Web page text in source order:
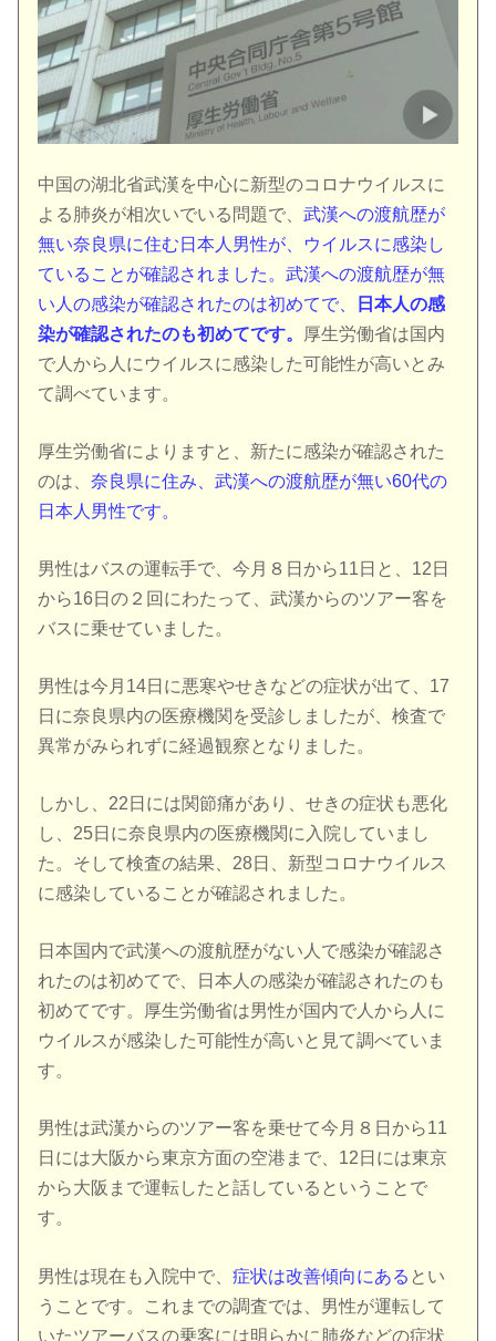
中国の湖北省武漢を中心に新型のコロナウイルスに
よる肺炎が相次いでいる問題で、武漢への渡航歴が
無い奈良県に住む日本人男性が、ウイルスに感染し
ていることが確認されました。武漢への渡航歴が無
い人の感染が確認されたのは初めてで、
日本人の感
染が確認されたのも初めてです。
厚生労働省は国内
で人から人にウイルスに感染した可能性が高いとみ
て調べています。
厚生労働省によりますと、新たに感染が確認された
のは、奈良県に住み、武漢への渡航歴が無い60代の
日本人男性です。
男性はバスの運転手で、今月８日から11日と、12日
から16日の２回にわたって、武漢からのツアー客を
バスに乗せていました。
男性は今月14日に悪寒やせきなどの症状が出て、17
日に奈良県内の医療機関を受診しましたが、検査で
異常がみられずに経過観察となりました。
しかし、22日には関節痛があり、せきの症状も悪化
し、25日に奈良県内の医療機関に入院していまし
た。そして検査の結果、28日、新型コロナウイルス
に感染していることが確認されました。
日本国内で武漢への渡航歴がない人で感染が確認さ
れたのは初めてで、日本人の感染が確認されたのも
初めてです。厚生労働省は男性が国内で人から人に
ウイルスが感染した可能性が高いと見て調べていま
す。
男性は武漢からのツアー客を乗せて今月８日から11
日には大阪から東京方面の空港まで、12日には東京
から大阪まで運転したと話しているということで
す。
男性は現在も入院中で、症状は改善傾向にある とい
うことです。これまでの調査では、男性が運転して
いたツアーバスの乗客には明らかに肺炎などの症状